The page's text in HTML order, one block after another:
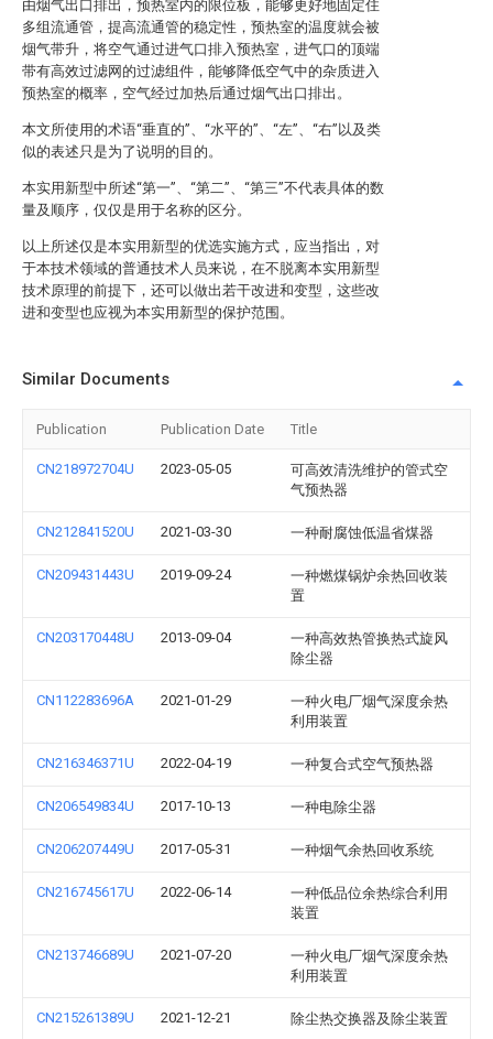
由烟气出口排出，预热室内的限位板，能够更好地固定住
多组流通管，提高流通管的稳定性，预热室的温度就会被
烟气带升，将空气通过进气口排入预热室，进气口的顶端
带有高效过滤网的过滤组件，能够降低空气中的杂质进入
预热室的概率，空气经过加热后通过烟气出口排出。
本文所使用的术语“垂直的”、“水平的”、“左”、“右”以及类
似的表述只是为了说明的目的。
本实用新型中所述“第一”、“第二”、“第三”不代表具体的数
量及顺序，仅仅是用于名称的区分。
以上所述仅是本实用新型的优选实施方式，应当指出，对
于本技术领域的普通技术人员来说，在不脱离本实用新型
技术原理的前提下，还可以做出若干改进和变型，这些改
进和变型也应视为本实用新型的保护范围。
Similar Documents
Publication Publication Date Title
CN218972704U 2023-05-05
可高效清洗维护的管式空
气预热器
CN212841520U 2021-03-30 一种耐腐蚀低温省煤器
CN209431443U 2019-09-24
一种燃煤锅炉余热回收装
置
CN203170448U 2013-09-04
一种高效热管换热式旋风
除尘器
CN112283696A 2021-01-29
一种火电厂烟气深度余热
利用装置
CN216346371U 2022-04-19 一种复合式空气预热器
CN206549834U 2017-10-13 一种电除尘器
CN206207449U 2017-05-31 一种烟气余热回收系统
CN216745617U 2022-06-14
一种低品位余热综合利用
装置
CN213746689U 2021-07-20
一种火电厂烟气深度余热
利用装置
CN215261389U 2021-12-21 除尘热交换器及除尘装置